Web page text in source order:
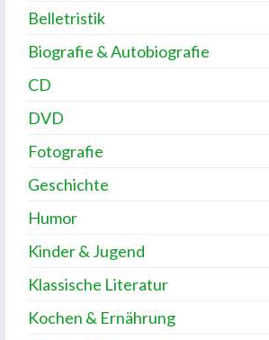
Belletristik
Biografie & Autobiografie
CD
DVD
Fotografie
Geschichte
Humor
Kinder & Jugend
Klassische Literatur
Kochen & Ernährung